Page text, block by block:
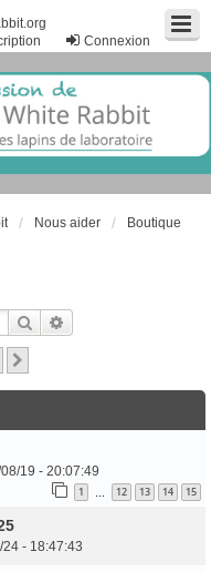
Connexion
Nous aider Boutique
Rechercher
19 - 20:07:49
1 12 13 14 15
24 - 18:47:43